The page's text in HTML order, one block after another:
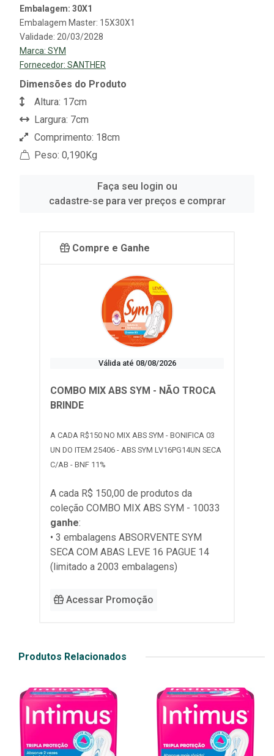
Embalagem: 30X1
Embalagem Master: 15X30X1
Validade: 20/03/2028
Marca: SYM
Fornecedor: SANTHER
Dimensões do Produto
Altura: 17cm
Largura: 7cm
Comprimento: 18cm
Peso: 0,190Kg
Faça seu login ou
cadastre-se para ver preços e comprar
Compre e Ganhe
Válida até 08/08/2026
COMBO MIX ABS SYM - NÃO TROCA
BRINDE
A CADA R$150 NO MIX ABS SYM - BONIFICA 03
UN DO ITEM 25406 - ABS SYM LV16PG14UN SECA
C/AB - BNF 11%
A cada R$ 150,00 de produtos da
coleção COMBO MIX ABS SYM - 10033
ganhe:
• 3 embalagens ABSORVENTE SYM
SECA COM ABAS LEVE 16 PAGUE 14
(limitado a 2003 embalagens)
Acessar Promoção
Produtos Relacionados